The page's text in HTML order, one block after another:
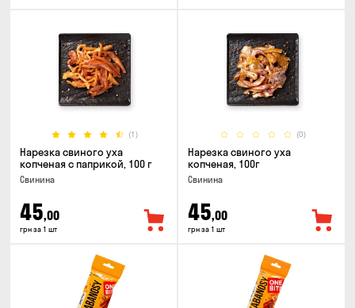
(1)
Нарезка свиного уха
копченая с паприкой, 100 г
Свинина
45,00
грн за 1 шт
(0)
Нарезка свиного уха
копченая, 100г
Свинина
45,00
грн за 1 шт